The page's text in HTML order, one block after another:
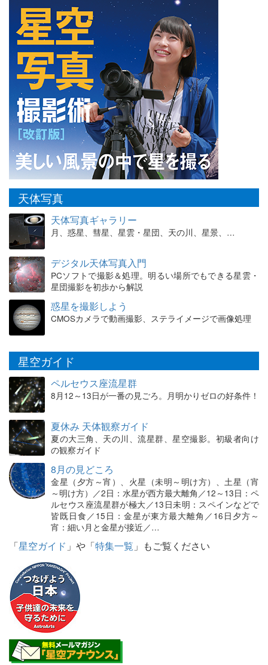
天体写真
天体写真ギャラリー
月、惑星、彗星、星雲・星団、天の川、星景、…
デジタル天体写真入門
PCソフトで撮影＆処理。明るい場所でもできる星雲・
星団撮影を初歩から解説
惑星を撮影しよう
CMOSカメラで動画撮影、ステライメージで画像処理
星空ガイド
ペルセウス座流星群
8月12～13日が一番の見ごろ。月明かりゼロの好条件！
夏休み 天体観察ガイド
夏の大三角、天の川、流星群、星空撮影。初級者向け
の観察ガイド
8月の見どころ
金星（夕方～宵）、火星（未明～明け方）、土星（宵
～明け方）／2日：水星が西方最大離角／12～13日：ペ
ルセウス座流星群が極大／13日未明：スペインなどで
皆既日食／15日：金星が東方最大離角／16日夕方～
宵：細い月と金星が接近／…
「星空ガイド 」や「特集一覧 」もご覧ください